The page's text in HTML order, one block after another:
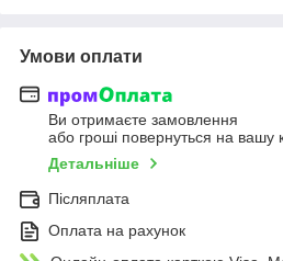
Умови оплати
Ви отримаєте замовлення
або гроші повернуться на вашу
Детальніше
Післяплата
Оплата на рахунок